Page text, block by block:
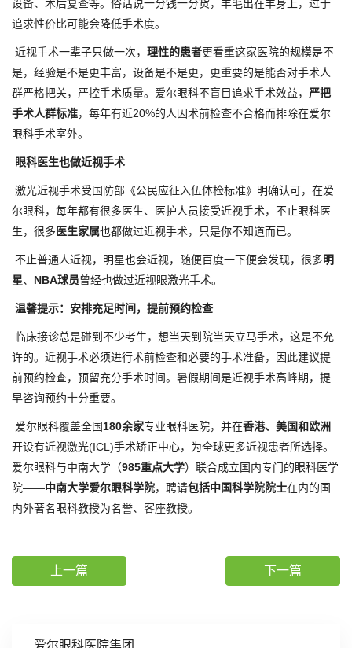
爱尔眼科医院集团
设备、术后复查等。俗话说一分钱一分货，羊毛出在羊身上，过于
追求性价比可能会降低手术度。
近视手术一辈子只做一次， 理性的患者更看重这家医院的规模是不
是，经验是不是更丰富，设备是不是更，更重要的是能否对手术人
群严格把关，严控手术质量。爱尔眼科不盲目追求手术效益， 严把
手术人群标准，每年有近20%的人因术前检查不合格而排除在爱尔
眼科手术室外。
眼科医生也做近视手术
激光近视手术受国防部《公民应征入伍体检标准》明确认可，在爱
尔眼科，每年都有很多医生、医护人员接受近视手术，不止眼科医
生，很多 医生家属也都做过近视手术，只是你不知道而已。
不止普通人近视，明星也会近视，随便百度一下便会发现，很多明
星、 NBA球员曾经也做过近视眼激光手术。
温馨提示：安排充足时间，提前预约检查
临床接诊总是碰到不少考生，想当天到院当天立马手术，这是不允
许的。近视手术必须进行术前检查和必要的手术准备，因此建议提
前预约检查，预留充分手术时间。暑假期间是近视手术高峰期，提
早咨询预约十分重要。
爱尔眼科覆盖全国180余家专业眼科医院，并在香港、美国和欧洲
开设有近视激光(ICL)手术矫正中心，为全球更多近视患者所选择。
爱尔眼科与中南大学（985重点大学）联合成立国内专门的眼科医学
院——中南大学爱尔眼科学院，聘请包括中国科学院院士在内的国
内外著名眼科教授为名誉、客座教授。
上一篇 下一篇